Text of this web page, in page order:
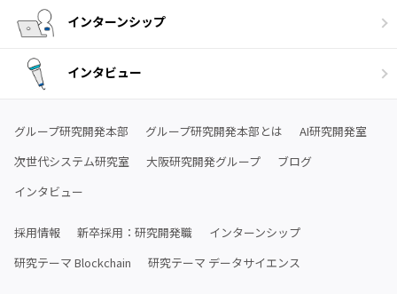
インターンシップ
インタビュー
グループ研究開発本部 グループ研究開発本部とは
AI研究開発室
次世代システム研究室
大阪研究開発グループ
ブログ
インタビュー
採用情報 新卒採用：研究開発職
インターンシップ
研究テーマ Blockchain
研究テーマ データサイエンス